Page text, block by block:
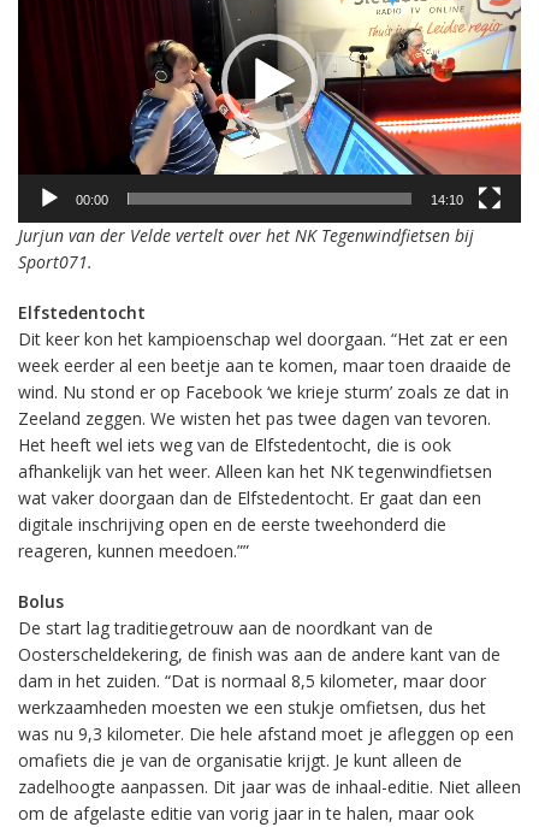
00:00 14:10
Jurjun van der Velde vertelt over het NK Tegenwindfietsen bij
Sport071.
Elfstedentocht
Dit keer kon het kampioenschap wel doorgaan. “Het zat er een
week eerder al een beetje aan te komen, maar toen draaide de
wind. Nu stond er op Facebook ‘we krieje sturm’ zoals ze dat in
Zeeland zeggen. We wisten het pas twee dagen van tevoren.
Het heeft wel iets weg van de Elfstedentocht, die is ook
afhankelijk van het weer. Alleen kan het NK tegenwindfietsen
wat vaker doorgaan dan de Elfstedentocht. Er gaat dan een
digitale inschrijving open en de eerste tweehonderd die
reageren, kunnen meedoen.””
Bolus
De start lag traditiegetrouw aan de noordkant van de
Oosterscheldekering, de finish was aan de andere kant van de
dam in het zuiden. “Dat is normaal 8,5 kilometer, maar door
werkzaamheden moesten we een stukje omfietsen, dus het
was nu 9,3 kilometer. Die hele afstand moet je afleggen op een
omafiets die je van de organisatie krijgt. Je kunt alleen de
zadelhoogte aanpassen. Dit jaar was de inhaal-editie. Niet alleen
om de afgelaste editie van vorig jaar in te halen, maar ook